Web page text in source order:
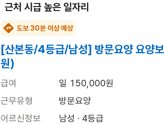
근처 시급 높은 일자리
도보 30분 이상 예상
[산본동/4등급/남성] 방문요양 요양
원)
급여
일 150,000원
근무유형
방문요양
어르신정보
남성 · 4등급